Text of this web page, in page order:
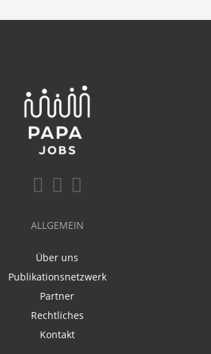
ALLGEMEIN
Über uns
Publikationsnetzwerk
Partner
Rechtliches
Kontakt